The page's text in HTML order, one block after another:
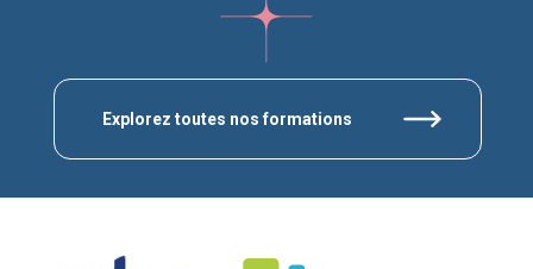
Explorez toutes nos formations